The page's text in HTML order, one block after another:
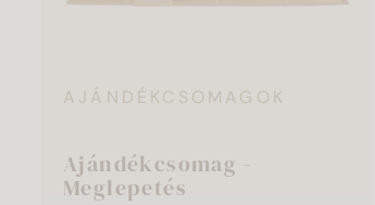
AJÁNDÉKCSOMAGOK
Ajándékcsomag -
Meglepetés